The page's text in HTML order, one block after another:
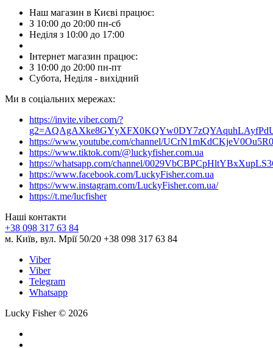
Наш магазин в Києві працює:
З 10:00 до 20:00 пн-сб
Неділя з 10:00 до 17:00
Інтернет магазин працює:
З 10:00 до 20:00 пн-пт
Субота, Неділя - вихідний
Ми в соціальних мережах:
https://invite.viber.com/?
https://www.youtube.com/channel/
https://www.tiktok.com/@luckyfisher.com.ua
https://whatsapp.com/channel/
https://www.facebook.com/LuckyFisher.com.ua
https://www.instagram.com/LuckyFisher.com.ua/
https://t.me/lucfisher
Наші контакти
+38 098 317 63 84
м. Київ, вул. Мрії 50/20 +38 098 317 63 84
Viber
Viber
Telegram
Whatsapp
Lucky Fisher © 2026